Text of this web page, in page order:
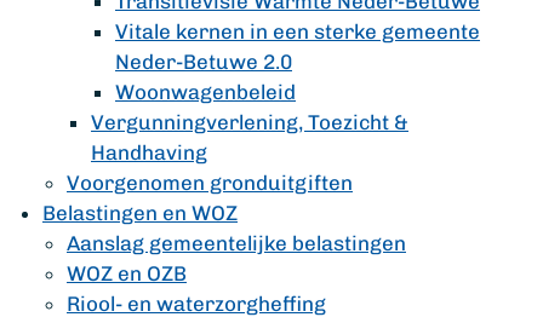
Vitale kernen in een sterke gemeente
Neder-Betuwe 2.0
Woonwagenbeleid
Vergunningverlening, Toezicht &
Handhaving
Voorgenomen gronduitgiften
Belastingen en WOZ
Aanslag gemeentelijke belastingen
WOZ en OZB
Riool- en waterzorgheffing